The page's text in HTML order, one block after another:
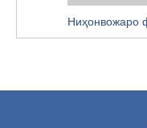
Ниҳонвожаро